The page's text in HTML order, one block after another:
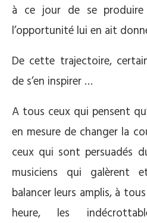
à ce jour de se
l’opportunité lui en ait
De cette trajectoire,
de s’en inspirer …
A tous ceux qui pensent
en mesure de changer la
ceux qui sont persuadés
musiciens qui galèrent
balancer leurs amplis, à
heure, les